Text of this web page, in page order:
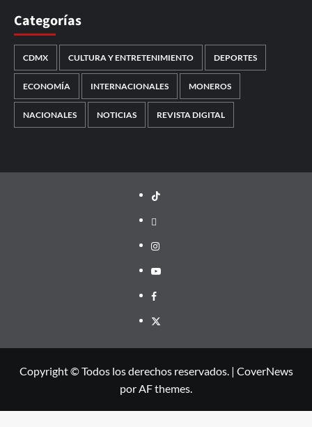
Categorías
CDMX CULTURA Y ENTRETENIMIENTO DEPORTES
ECONOMÍA INTERNACIONALES MONEROS
NACIONALES NOTICIAS REVISTA DIGITAL
TikTok
threads
Instagram
Youtube
Facebook
X
Copyright © Todos los derechos reservados. | CoverNews
por AF themes.